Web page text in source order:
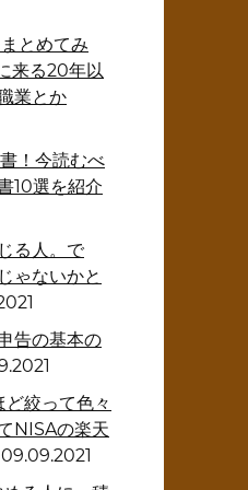
とめてみ
来る20年以
業とか
！今読むべ
10選を紹介
る人。で
ゃないかと
告の基本の
絞って色々
NISAの楽天
09.09.2021